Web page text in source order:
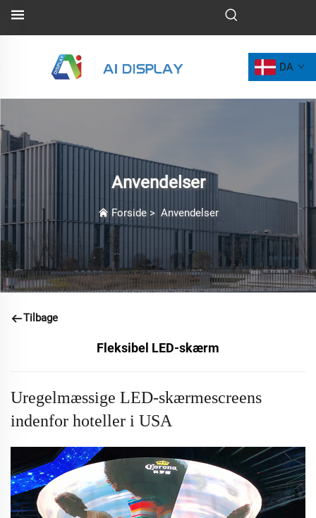
DA
Anvendelser
Forside> Anvendelser
Tilbage
Fleksibel LED-skærm
Uregelmæssige LED-skærmescreens
indenfor hoteller i USA